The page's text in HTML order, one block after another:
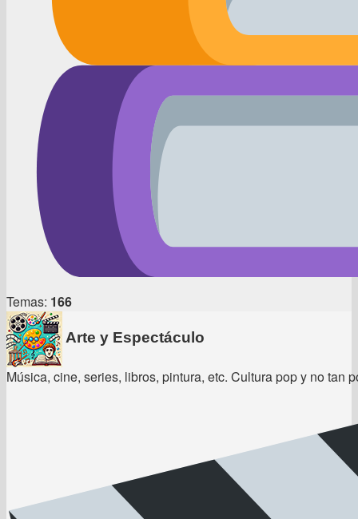
Temas: 166
Arte y Espectáculo
Música, cine, series, libros, pintura, etc. Cultura pop y no tan